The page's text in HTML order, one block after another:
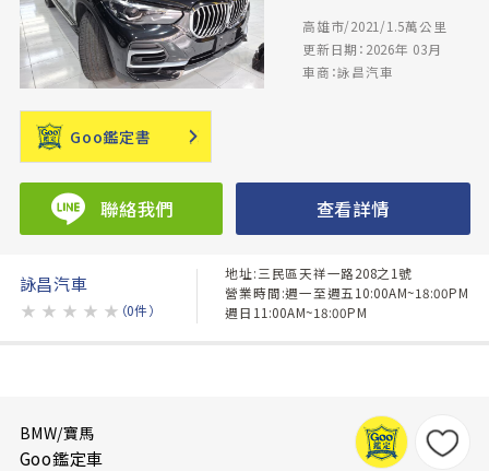
高雄市/2021/1.5萬公里
更新日期：2026年 03月
車商：詠昌汽車
Goo鑑定書
聯絡我們 查看詳情
詠昌汽車
★ ★ ★ ★ ★ （0件）
地址:三民區天祥一路208之1號
營業時間:週一至週五10:00AM~18:00PM
週日11:00AM~18:00PM
BMW/寶馬
Goo鑑定車